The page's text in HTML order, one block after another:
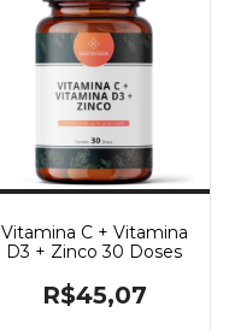
Vitamina C + Vitamina
D3 + Zinco 30 Doses
R$45,07